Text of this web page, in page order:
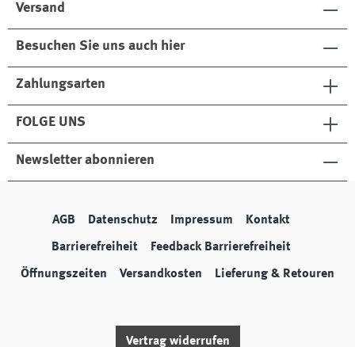
Versand
Besuchen Sie uns auch hier
Zahlungsarten
FOLGE UNS
Newsletter abonnieren
AGB Datenschutz Impressum Kontakt
Barrierefreiheit Feedback Barrierefreiheit
Öffnungszeiten Versandkosten Lieferung & Retouren
Vertrag widerrufen